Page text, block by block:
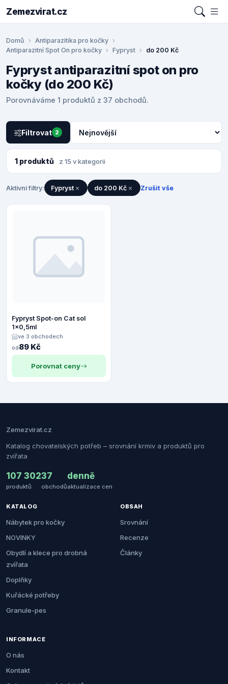
Zemezvirat.cz
Domů
Antiparazitika pro kočky
Antiparazitní Spot On pro kočky
Fypryst do 200 Kč
Fypryst antiparazitní spot on pro
kočky (do 200 Kč)
Porovnáváme 1 produktů z 37 obchodů.
Filtrovat 2
1 produktů z 15 v kategorii
Aktivní filtry: Fypryst do 200 Kč Zrušit vše
Fypryst Spot-on Cat sol
1x0,5ml
ve 3 obchodech
od89 Kč
Porovnat ceny
Zemezvirat.cz
Katalog chovatelských potřeb – srovnání krmiv a produktů pro
zvířata
107 302
produktů
37
obchodů
denně
aktualizace cen
KATALOG
Nábytek pro kočky
NOVINKY
Obydlí a klece pro drobná
zvířata
Doplňky
Kuřácké potřeby
Granule-pes
OBSAH
Srovnání
Recenze
Články
INFORMACE
O nás
Kontakt